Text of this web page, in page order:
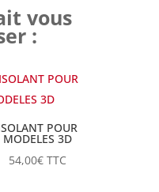
vous
:
POUR
MODELES 3D
54,00€ TTC